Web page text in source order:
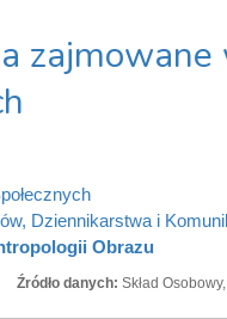
zajmowane
Dziennikarstwa i
Obrazu
Źródło danych: Skład